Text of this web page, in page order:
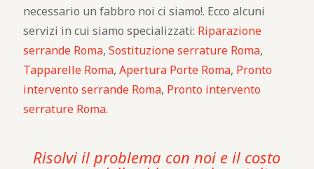
necessario un fabbro noi ci siamo!. Ecco alcuni
servizi in cui siamo specializzati: Riparazione
serrande Roma, Sostituzione serrature Roma,
Tapparelle Roma, Apertura Porte Roma, Pronto
intervento serrande Roma, Pronto intervento
serrature Roma.
Risolvi il problema con noi e il costo